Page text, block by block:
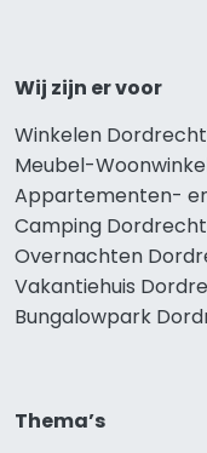
Wij zijn er voor
Winkelen Dordrecht
Meubel-
Appartementen-
Camping Dordrecht
Overnachten
Vakantiehuis
Bungalowpark
Thema’s